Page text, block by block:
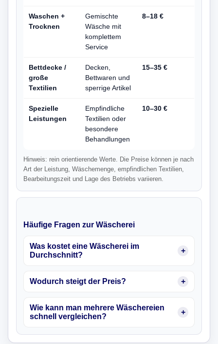
Waschen +
Trocknen
Gemischte
Wäsche mit
komplettem
Service
8–18 €
Bettdecke /
große
Textilien
Decken,
Bettwaren und
sperrige Artikel
15–35 €
Spezielle
Leistungen
Empfindliche
Textilien oder
besondere
Behandlungen
10–30 €
Hinweis: rein orientierende Werte. Die Preise können je nach
Art der Leistung, Wäschemenge, empfindlichen Textilien,
Bearbeitungszeit und Lage des Betriebs variieren.
Häufige Fragen zur Wäscherei
Was kostet eine Wäscherei im
Durchschnitt?
Wodurch steigt der Preis?
Wie kann man mehrere Wäschereien
schnell vergleichen?